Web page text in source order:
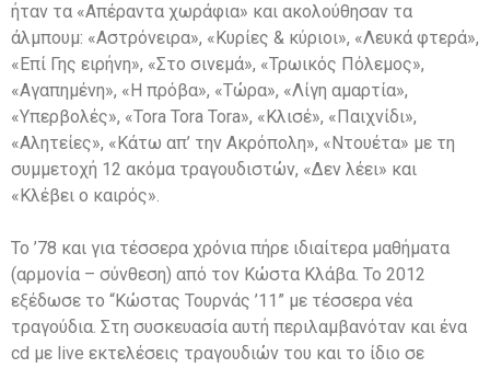
ήταν τα «Απέραντα χωράφια» και ακολούθησαν τα
άλμπουμ: «Αστρόνειρα», «Κυρίες & κύριοι», «Λευκά φτερά»,
«Επί Γης ειρήνη», «Στο σινεμά», «Τρωικός Πόλεμος»,
«Αγαπημένη», «Η πρόβα», «Τώρα», «Λίγη αμαρτία»,
«Υπερβολές», «Tora Tora Tora», «Κλισέ», «Παιχνίδι»,
«Αλητείες», «Κάτω απ’ την Ακρόπολη», «Ντουέτα» με τη
συμμετοχή 12 ακόμα τραγουδιστών, «Δεν λέει» και
«Κλέβει ο καιρός».
Το ’78 και για τέσσερα χρόνια πήρε ιδιαίτερα μαθήματα
(αρμονία – σύνθεση) από τον Κώστα Κλάβα. Το 2012
εξέδωσε το “Κώστας Τουρνάς ’11” με τέσσερα νέα
τραγούδια. Στη συσκευασία αυτή περιλαμβανόταν και ένα
cd με live εκτελέσεις τραγουδιών του και το ίδιο σε